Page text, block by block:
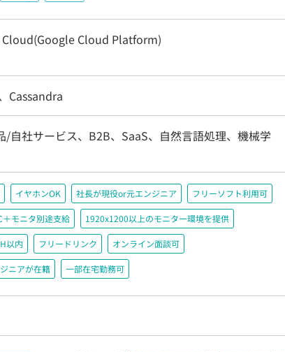
Cloud Platform)
Cassandra
/自社サービス、B2B、SaaS、自然言語処理、機械学
イヤホンOK 社長が現役or元エンジニア フリーソフト利用可
＋モニタ別途支給 1920x1200以上のモニター環境を提供
以内 フリードリンク オンライン面談可
ニアが在籍 一部在宅勤務可